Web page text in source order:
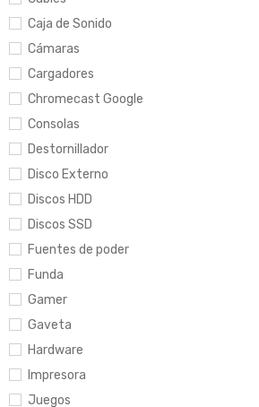
Caja de Sonido
Cámaras
Cargadores
Chromecast Google
Consolas
Destornillador
Disco Externo
Discos HDD
Discos SSD
Fuentes de poder
Funda
Gamer
Gaveta
Hardware
Impresora
Juegos